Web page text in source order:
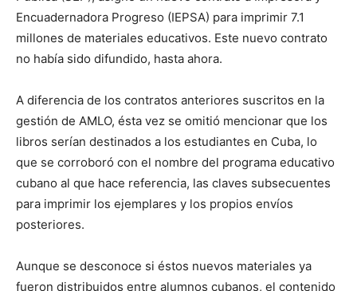
Encuadernadora Progreso (IEPSA) para imprimir 7.1
millones de materiales educativos. Este nuevo contrato
no había sido difundido, hasta ahora.
A diferencia de los contratos anteriores suscritos en la
gestión de AMLO, ésta vez se omitió mencionar que los
libros serían destinados a los estudiantes en Cuba, lo
que se corroboró con el nombre del programa educativo
cubano al que hace referencia, las claves subsecuentes
para imprimir los ejemplares y los propios envíos
posteriores.
Aunque se desconoce si éstos nuevos materiales ya
fueron distribuidos entre alumnos cubanos, el contenido